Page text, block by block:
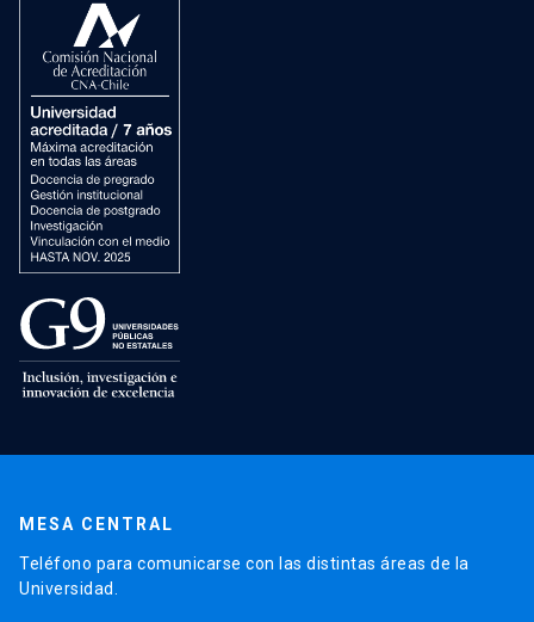
MESA CENTRAL
Teléfono para comunicarse con las distintas áreas de la
Universidad.